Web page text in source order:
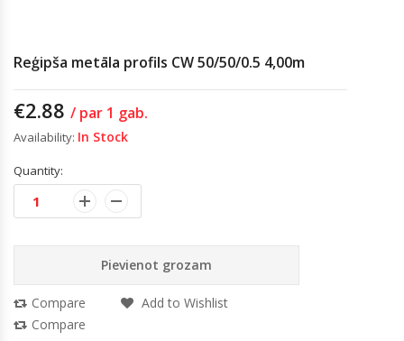
Reģipša metāla profils CW 50/50/0.5 4,00m
€2.88 / par 1 gab.
Availability: In Stock
Quantity:
Pievienot grozam
Compare
Add to Wishlist
Compare